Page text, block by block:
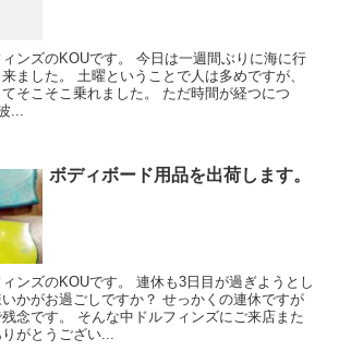
ンズのKOUです。 今日は一週間ぶりに海に行
ました。 土曜ということで人は多めですが、
そこそこ乗れました。 ただ時間が経つにつ
...
ボディボード用品を出荷します。
ンズのKOUです。 連休も3日目が過ぎようとし
かがお過ごしですか？ せっかくの連休ですが
念です。 そんな中ドルフィンズにご来店また
がとうござい...